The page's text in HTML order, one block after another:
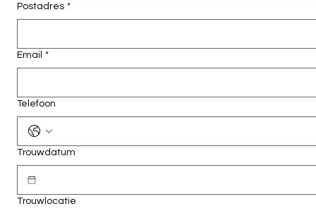
Postadres *
Email *
Telefoon
Trouwdatum
Trouwlocatie